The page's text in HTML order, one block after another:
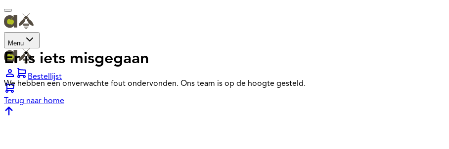
Menu
Bestellijst
Er is iets misgegaan
We hebben een onverwachte fout ondervonden. Ons team is op de hoogte gesteld.
Terug naar home